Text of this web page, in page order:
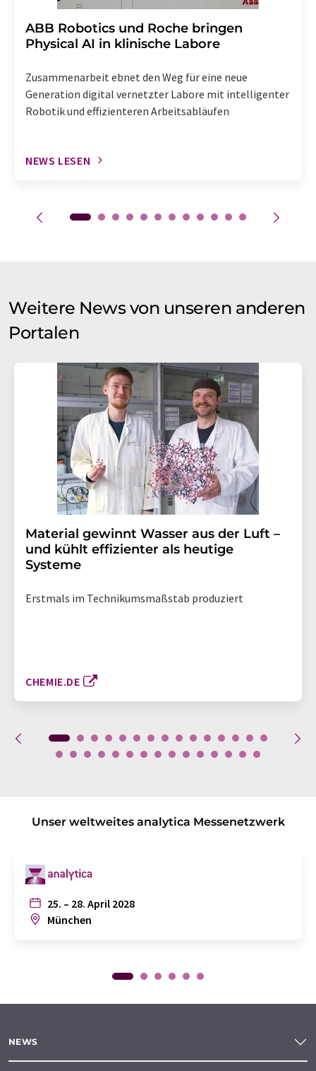
​​​​​​​ABB Robotics und Roche bringen
Physical AI in klinische Labore
Zusammenarbeit ebnet den Weg für eine neue
Generation digital vernetzter Labore mit intelligenter
Robotik und effizienteren Arbeitsabläufen
NEWS LESEN
Weitere News von unseren anderen
Portalen
Material gewinnt Wasser aus der Luft –
und kühlt effizienter als heutige
Systeme
Erstmals im Technikumsmaßstab produziert
CHEMIE.DE
Unser weltweites analytica Messenetzwerk
25. – 28. April 2028
München
NEWS